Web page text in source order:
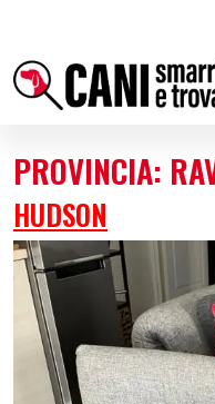
NAVIGAZIONE
PROVINCIA:
HUDSON